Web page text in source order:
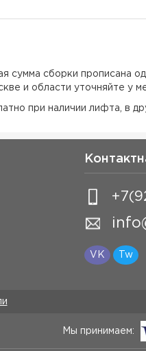
сумма сборки прописана
и области уточняйте у
при наличии лифта, в
VK Tw
Мы принимаем: